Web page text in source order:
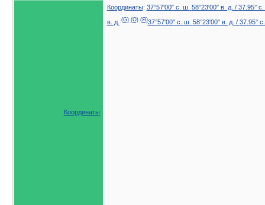
Координаты
Координаты: 37°57′00″ с. ш. 58°23′00″ в. д. / 37.95°
в. д. (G) (O) (Я)37°57′00″ с. ш. 58°23′00″ в. д. / 37.95°